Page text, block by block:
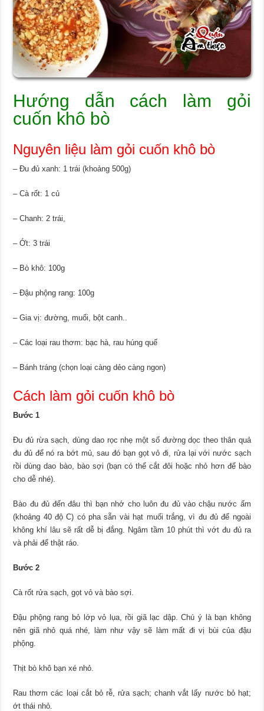
Hướng dẫn cách làm gỏi
cuốn khô bò
Nguyên liệu làm gỏi cuốn khô bò
– Đu đủ xanh: 1 trái (khoảng 500g)
– Cà rốt: 1 củ
– Chanh: 2 trái,
– Ớt: 3 trái
– Bò khô: 100g
– Đậu phộng rang: 100g
– Gia vị: đường, muối, bột canh..
– Các loại rau thơm: bạc hà, rau húng quế
– Bánh tráng (chọn loại càng dẻo càng ngon)
Cách làm gỏi cuốn khô bò
Bước 1
Đu đủ rừa sạch, dùng dao rọc nhẹ một số đường dọc theo thân quả
đu đủ để nó ra bớt mủ, sau đó bạn gọt vỏ đi, rửa lại với nước sạch
rồi dùng dao bào, bào sợi (bạn có thể cắt đôi hoặc nhỏ hơn để bào
cho dễ nhé).
Bào đu đủ đến đâu thì bạn nhớ cho luôn đu đủ vào chậu nước ấm
(khoảng 40 độ C) có pha sẵn vài hạt muối trắng, vì đu đủ để ngoài
không khí lâu sẽ rất dễ bị đắng. Ngâm tầm 10 phút thì vớt đu đủ ra
và phải để thật ráo.
Bước 2
Cà rốt rửa sạch, gọt vỏ và bào sợi.
Đậu phộng rang bỏ lớp vỏ lụa, rồi giã lạc dập. Chú ý là bạn không
nên giã nhỏ quá nhé, làm như vậy sẽ làm mất đi vị bùi của đậu
phộng.
Thịt bò khô bạn xé nhỏ.
Rau thơm các loại cắt bỏ rễ, rửa sạch; chanh vắt lấy nước bỏ hạt;
ớt thái nhỏ.